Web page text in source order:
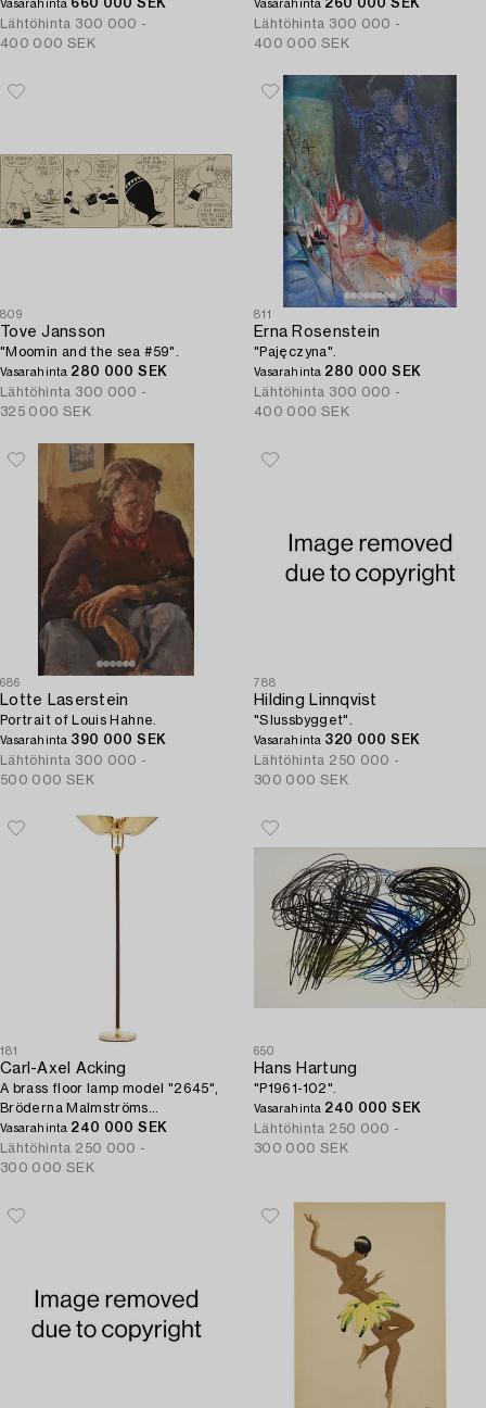
Vasarahinta 660 000 SEK
Lähtöhinta 300 000 -
400 000 SEK
Vasarahinta 260 000 SEK
Lähtöhinta 300 000 -
400 000 SEK
809
Tove Jansson
"Moomin and the sea #59".
Vasarahinta 280 000 SEK
Lähtöhinta 300 000 -
325 000 SEK
811
Erna Rosenstein
"Pajęczyna".
Vasarahinta 280 000 SEK
Lähtöhinta 300 000 -
400 000 SEK
686
Lotte Laserstein
Portrait of Louis Hahne.
Vasarahinta 390 000 SEK
Lähtöhinta 300 000 -
500 000 SEK
788
Hilding Linnqvist
"Slussbygget".
Vasarahinta 320 000 SEK
Lähtöhinta 250 000 -
300 000 SEK
181
Carl-Axel Acking
A brass floor lamp model "2645",
Bröderna Malmströms
Metallvarufabrik, Malmö, 1940s-
50s.
Vasarahinta 240 000 SEK
Lähtöhinta 250 000 -
300 000 SEK
650
Hans Hartung
"P1961-102".
Vasarahinta 240 000 SEK
Lähtöhinta 250 000 -
300 000 SEK